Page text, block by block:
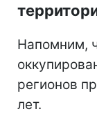
Напомним,
регионов
лет.